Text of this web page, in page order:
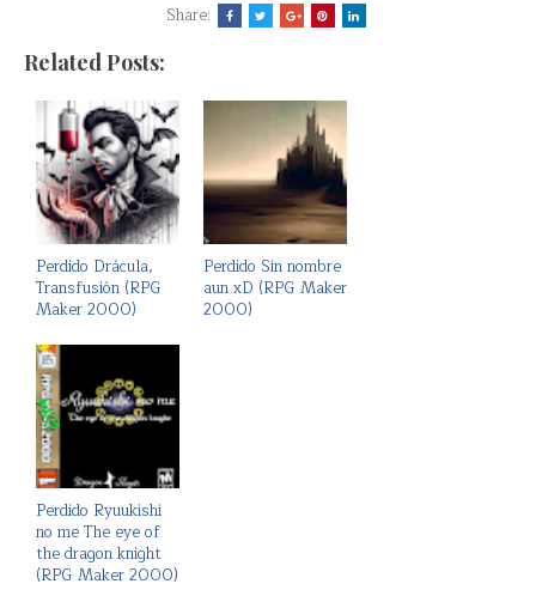
Share:
Related Posts:
Perdido Drácula,
Transfusión (RPG
Maker 2000)
Perdido Sin nombre
aun xD (RPG Maker
2000)
Perdido Ryuukishi
no me The eye of
the dragon knight
(RPG Maker 2000)